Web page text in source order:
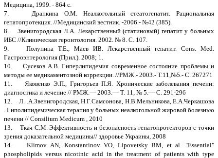
Медицина, 1999. - 864 с.
7. Драпкина О.М. Неалкогольный стеатогепатит. Рациональная
гепатопротекция. //Медицинский вестник. -2006.- №42 (385).
8. Звенигородская Л.А. Лекарственный (статиновый) гепатит у больных
ИБС //Клиническая геронтология. 2002. № 8. С. 107.
9. Полунина Т.Е., Маев ИВ. Лекарственный гепатит. Cons. Med.
Гастроэнтерология (Прил.). 2008; 1.
10. Сусеков A.B. Гиперлипидемия современное состояние проблемы и
методы ее медикаментозной коррекции. //РМЖ.- 2003.- Т.11,№5.- С. 267271
11. Яковенко Э.П., Григорьев П.Я. Хронические заболевания печени:
диагностика и лечение // РМЖ.— 2003.— Т. 11, № 5.— С. 291-296
12. Л. .А.Звенигородская, Н.Г.Самсонова, Н.В.Мельникова, Е.А.Черкашова
. Гиполипидемическая терапия у больных неалкогольной жировой болезнью
печени // Consilium Medicum , 2010
13. Ткач С.М. Эффективность и безопасность гепатопротекторов с точки
зрения доказательной медицины// здоровье Украины, 2008
14. Klimov AN, Konstantinov VO, Lipovetsky BM, et al. "Essential"
phospholipids versus nicotinic acid in the treatment of patients with type